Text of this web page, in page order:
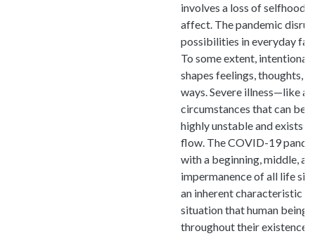
involves a loss of selfhood
affect. The pandemic
possibilities in everyday
To some extent,
shapes feelings, thoughts,
ways. Severe illness—like
circumstances that can be
highly unstable and exists
flow. The COVID-19
with a beginning, middle,
impermanence of all life
an inherent characteristic
situation that human
throughout their existence